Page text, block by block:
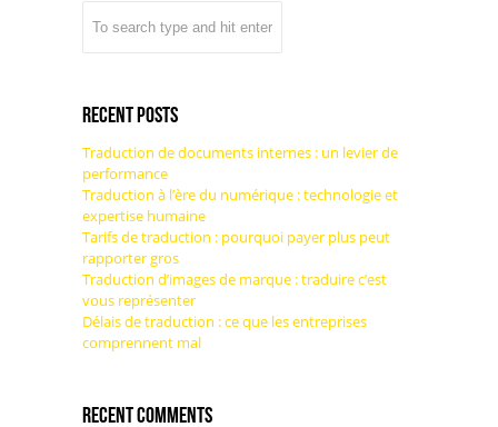
Recent Posts
Traduction de documents internes : un levier de
performance
Traduction à l’ère du numérique : technologie et
expertise humaine
Tarifs de traduction : pourquoi payer plus peut
rapporter gros
Traduction d’images de marque : traduire c’est
vous représenter
Délais de traduction : ce que les entreprises
comprennent mal
Recent Comments